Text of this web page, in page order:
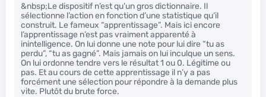
&nbsp;Le dispositif n’est qu’un gros dictionnaire. Il
sélectionne l’action en fonction d’une statistique qu’il
construit. Le fameux “apprentissage”. Mais ici encore
l’apprentissage n’est pas vraiment apparenté à
inintelligence. On lui donne une note pour lui dire “tu as
perdu”, “tu as gagné”. Mais jamais on lui inculque un sens.
On lui ordonne tendre vers le résultat 1 ou 0. Légitime ou
pas. Et au cours de cette apprentissage il n’y a pas
forcément une sélection pour répondre à la demande plus
vite. Plutôt du brute force.